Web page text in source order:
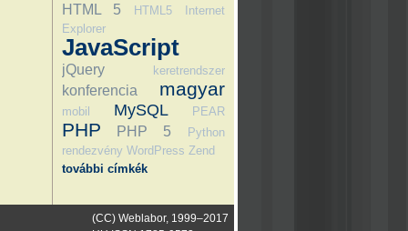
HTML 5 HTML5
Internet
Explorer
JavaScript
jQuery keretrendszer
konferencia magyar
mobil MySQL PEAR
PHP PHP 5
Python
rendezvény WordPress Zend
további címkék
(CC) Weblabor, 1999–2017